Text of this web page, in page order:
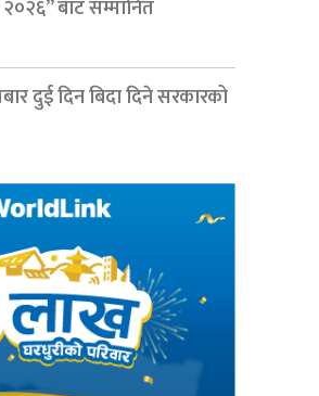
बाट सम्मानित
दुई दिन बिदा दिने सरकारको